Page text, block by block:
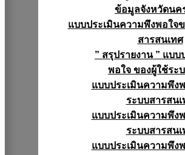
ข้อมูลจังหวัดนค
แบบประเมินความพึงพอใจ
สารสนเทศ
” สรุปรายงาน ” แบ
พอใจ ของผู้ใช้ระ
แบบประเมินความพึง
ระบบสารสนเ
แบบประเมินความพึง
ระบบสารสนเ
แบบประเมินความพึง